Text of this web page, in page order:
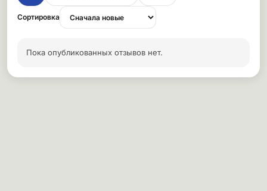
Сортировка
Пока опубликованных отзывов нет.